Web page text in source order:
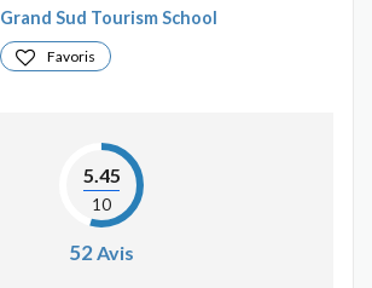
Grand Sud Tourism School
Favoris
5.45
10
52Avis